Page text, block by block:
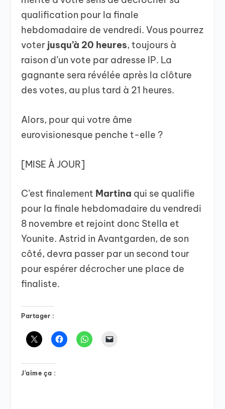
qualification pour la finale
hebdomadaire de vendredi. Vous pourrez
voter jusqu’à 20 heures, toujours à
raison d’un vote par adresse IP. La
gagnante sera révélée après la clôture
des votes, au plus tard à 21 heures.
Alors, pour qui votre âme
eurovisionesque penche t-elle ?
[MISE À JOUR]
C’est finalement Martina qui se qualifie
pour la finale hebdomadaire du vendredi
8 novembre et rejoint donc Stella et
Younite. Astrid in Avantgarden, de son
côté, devra passer par un second tour
pour espérer décrocher une place de
finaliste.
Partager :
J’aime ça :